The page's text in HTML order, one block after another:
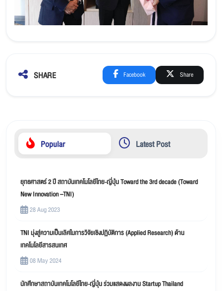
SHARE Facebook Share
Popular Latest Post
ยุทธศาสตร์ 2 ปี สถาบันเทคโนโลยีไทย-ญี่ปุ่น Toward the 3rd decade (Toward
New Innovation –TNI)
28 Aug 2023
TNI มุ่งสู่ความเป็นเลิศในการวิจัยเชิงปฏิบัติการ (Applied Research) ด้าน
เทคโนโลยีสารสนเทศ
08 May 2024
นักศึกษาสถาบันเทคโนโลยีไทย-ญี่ปุ่น ร่วมแสดงผลงาน Startup Thailand